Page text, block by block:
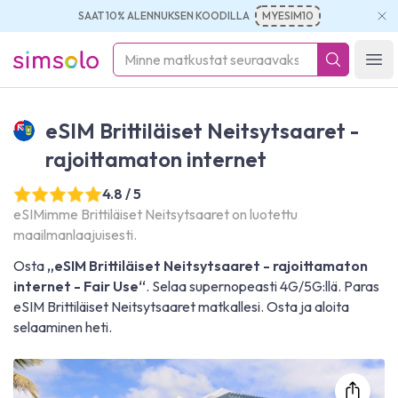
SAAT 10% ALENNUKSEN KOODILLA MYESIM10
simsolo
eSIM Brittiläiset Neitsytsaaret -
rajoittamaton internet
4.8 / 5
eSIMimme Brittiläiset Neitsytsaaret on luotettu
maailmanlaajuisesti.
Osta „eSIM Brittiläiset Neitsytsaaret - rajoittamaton
internet - Fair Use“. Selaa supernopeasti 4G/5G:llä. Paras
eSIM Brittiläiset Neitsytsaaret matkallesi. Osta ja aloita
selaaminen heti.